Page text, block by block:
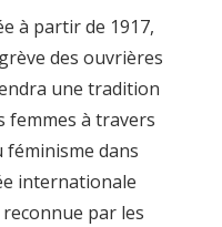
à partir de 1917,
des ouvrières
une tradition
femmes à travers
féminisme dans
internationale
par les